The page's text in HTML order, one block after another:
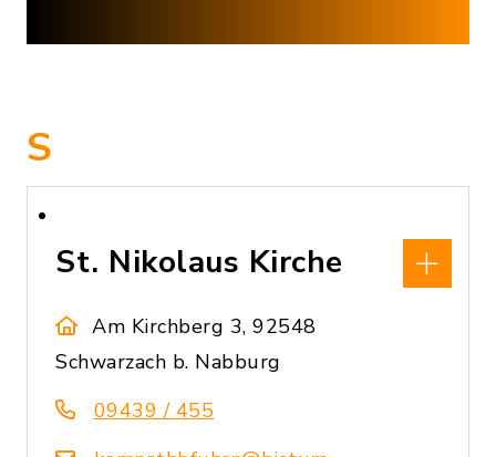
S
St. Nikolaus Kirche
Am Kirchberg 3, 92548
Schwarzach b. Nabburg
09439 / 455